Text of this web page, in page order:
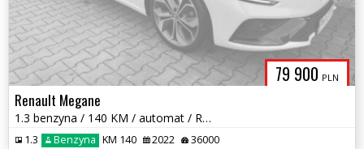
79 900 PLN
Renault Megane
1.3 benzyna / 140 KM / automat / RS LINE/ zarej w PL/ zadbany/ zamiana
1.3 Benzyna KM 140 2022 36000